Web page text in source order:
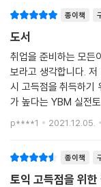
종이책
도서
취업을 준비하는 모든
보라고 생각합니다.
시 고득점을 취득하기
가 높다는 YBM 실전
접했던 기출문제들에
알 수 있었습니다. 고난
p****1 2021.12.05.
종이책
토익 고득점을 위한